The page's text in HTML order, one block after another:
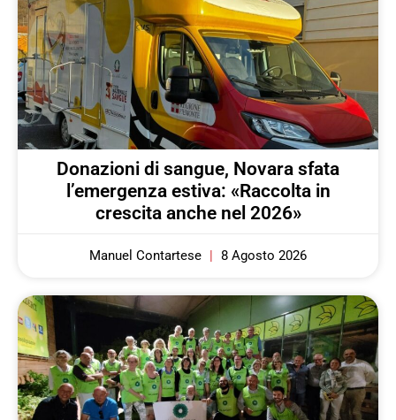
Donazioni di sangue, Novara sfata
l’emergenza estiva: «Raccolta in
crescita anche nel 2026»
Manuel Contartese 8 Agosto 2026